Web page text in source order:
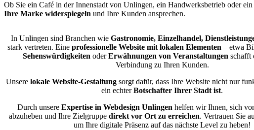
Ob Sie ein Café in der Innenstadt von Unlingen, ein Handwerksbetrieb oder
Ihre Marke widerspiegeln und Ihre Kunden ansprechen.
In Unlingen sind Branchen wie Gastronomie, Einzelhandel,
stark vertreten. Eine professionelle Website mit lokalen Elementen – etwa
Sehenswürdigkeiten oderErwähnungen von Veranstaltungen schafft
Verbindung zu Ihren Kunden.
Unsere lokale Website-Gestaltungsorgt dafür, dass Ihre Website nicht nur
ein echterBotschafter Ihrer Stadt ist.
Durch unsere Expertise in Webdesign Unlingen helfen wir Ihnen, sich
abzuheben und Ihre Zielgruppe direkt vor Ort zu erreichen. Vertrauen Sie
um Ihre digitale Präsenz auf das nächste Level zu heben!